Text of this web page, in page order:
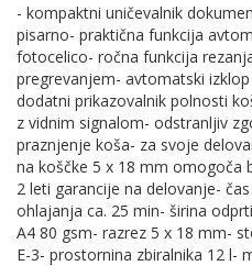
- kompaktni uničevalnik
pisarno- praktična funkcija
fotocelico- ročna funkcija
pregrevanjem- avtomatski
dodatni prikazovalnik polnosti
z vidnim signalom- odstranljiv
praznjenje koša- za svoje
na koščke 5 x 18 mm omogoča
2 leti garancije na delovanje-
ohlajanja ca. 25 min- širina
A4 80 gsm- razrez 5 x 18 mm-
E-3- prostornina zbiralnika 12 l-